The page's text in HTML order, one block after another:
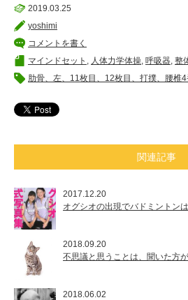
2019.03.25
yoshimi
コメントを書く
マインドセット
人体力学体操 呼吸器 整
肋骨、左、11枚目、12枚目、打撲、腰椎4
関連記事
2017.12.20
オグシオの出現でバドミントン
2018.09.20
不思議と思うことは、聞いた方
2018.06.02